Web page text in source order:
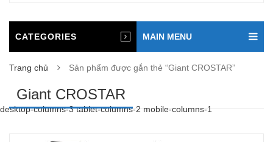
CATEGORIES MAIN MENU
Trang chủ Sản phẩm được gắn thẻ “Giant CROSTAR”
Giant CROSTAR
desktop-columns-3 tablet-columns-2 mobile-columns-1